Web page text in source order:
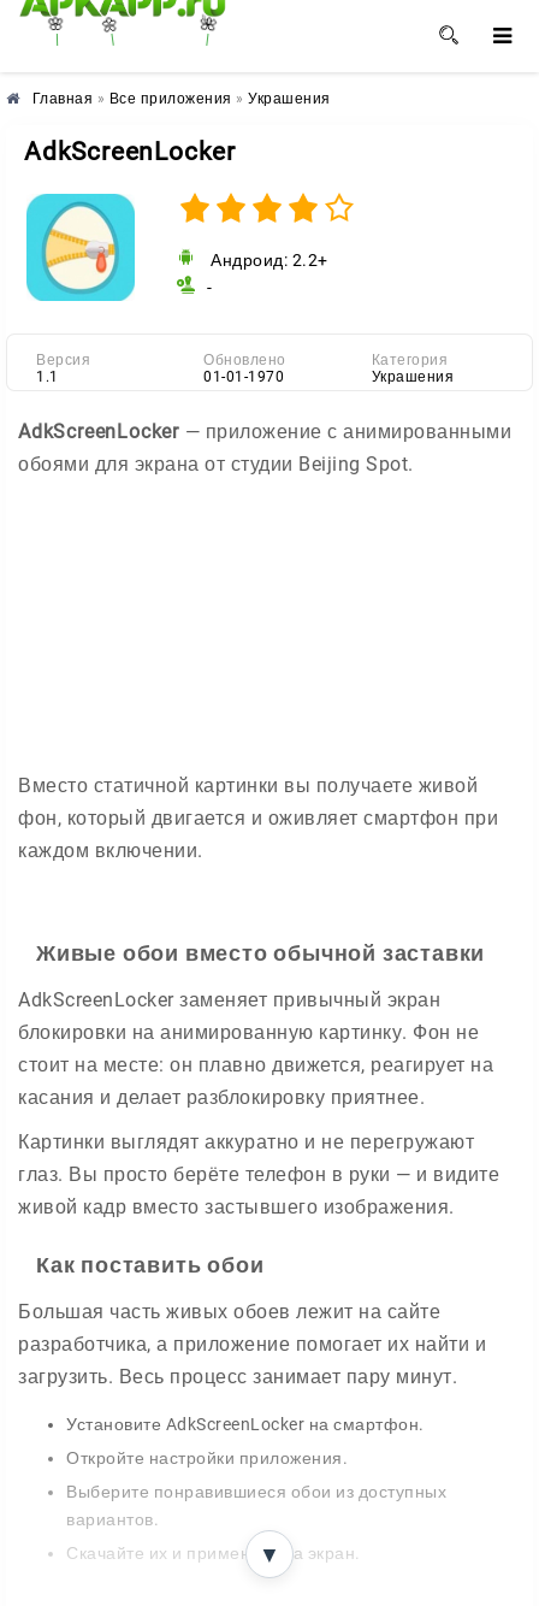
🌸 🌼 🌺
Главная » Все приложения » Украшения
AdkScreenLocker
Андроид: 2.2+
-
Версия
1.1
Обновлено
01-01-1970
Категория
Украшения
AdkScreenLocker — приложение с анимированными
обоями для экрана от студии Beijing Spot.
Вместо статичной картинки вы получаете живой
фон, который двигается и оживляет смартфон при
каждом включении.
Живые обои вместо обычной заставки
AdkScreenLocker заменяет привычный экран
блокировки на анимированную картинку. Фон не
стоит на месте: он плавно движется, реагирует на
касания и делает разблокировку приятнее.
Картинки выглядят аккуратно и не перегружают
глаз. Вы просто берёте телефон в руки — и видите
живой кадр вместо застывшего изображения.
Как поставить обои
Большая часть живых обоев лежит на сайте
разработчика, а приложение помогает их найти и
загрузить. Весь процесс занимает пару минут.
Установите AdkScreenLocker на смартфон.
Откройте настройки приложения.
Выберите понравившиеся обои из доступных
вариантов.
Скачайте их и примените на экран.
▼